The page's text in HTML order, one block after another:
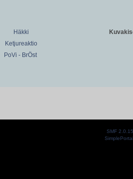
Häkki
Ketjureaktio
PoVi - BrÖst
SMF 2.0.15